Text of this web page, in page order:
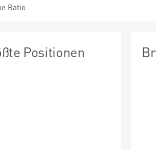
Ratio
Positionen